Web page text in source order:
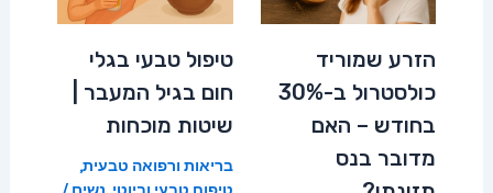
הזרע שמוריד
כולסטרול ב-30%
בחודש – האם
מדובר בנס
טיפול טבעי בגלי
חום בגיל המעבר |
שיטות מוכחות
בריאות ורפואה טבעית,